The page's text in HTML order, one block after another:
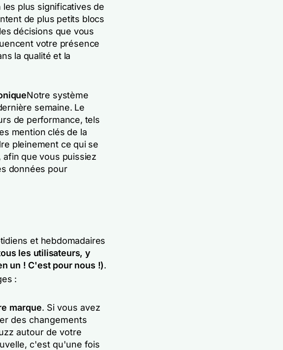
plus significatives de
de plus petits blocs
décisions que vous
votre présence
la qualité et la
Notre système
semaine. Le
de performance, tels
mention clés de la
pleinement ce qui se
afin que vous puissiez
données pour
et hebdomadaires
les utilisateurs, y
un ! C'est pour nous !).
:
marque. Si vous avez
des changements
autour de votre
c'est qu'une fois